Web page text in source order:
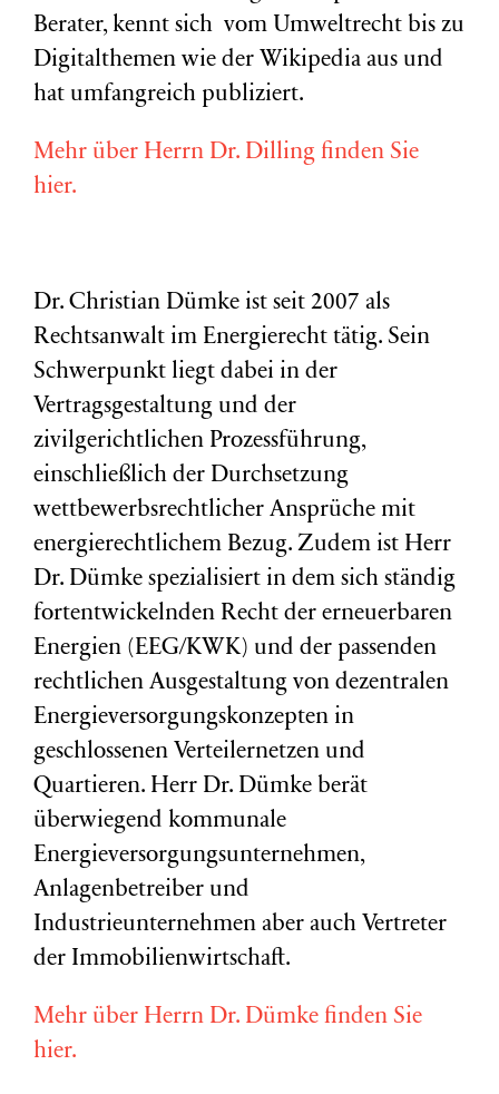
Berater, kennt sich vom Umweltrecht bis zu
Digitalthemen wie der Wikipedia aus und
hat umfangreich publiziert.
Mehr über Herrn Dr. Dilling finden Sie
hier.
Dr. Christian Dümke ist seit 2007 als
Rechtsanwalt im Energierecht tätig. Sein
Schwerpunkt liegt dabei in der
Vertragsgestaltung und der
zivilgerichtlichen Prozessführung,
einschließlich der Durchsetzung
wettbewerbsrechtlicher Ansprüche mit
energierechtlichem Bezug. Zudem ist Herr
Dr. Dümke spezialisiert in dem sich ständig
fortentwickelnden Recht der erneuerbaren
Energien (EEG/KWK) und der passenden
rechtlichen Ausgestaltung von dezentralen
Energieversorgungskonzepten in
geschlossenen Verteilernetzen und
Quartieren. Herr Dr. Dümke berät
überwiegend kommunale
Energieversorgungsunternehmen,
Anlagenbetreiber und
Industrieunternehmen aber auch Vertreter
der Immobilienwirtschaft.
Mehr über Herrn Dr. Dümke finden Sie
hier.